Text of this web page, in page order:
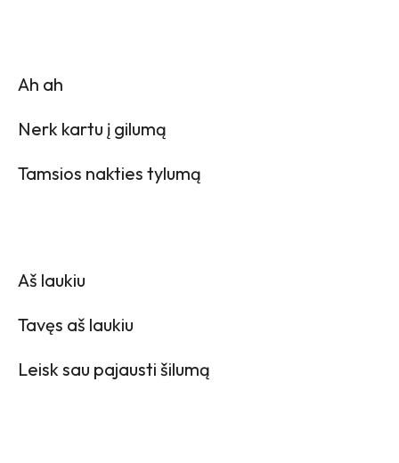
Ah ah
Nerk kartu į gilumą
Tamsios nakties tylumą
Aš laukiu
Tavęs aš laukiu
Leisk sau pajausti šilumą